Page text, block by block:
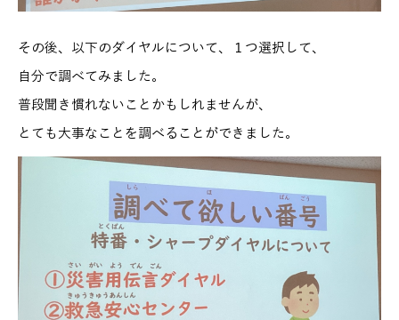
その後、以下のダイヤルについて、１つ選択して、
自分で調べてみました。
普段聞き慣れないことかもしれませんが、
とても大事なことを調べることができました。